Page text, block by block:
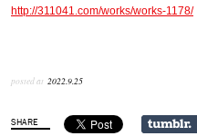
http://311041.com/works/works-1178/
posted at 2022.9.25